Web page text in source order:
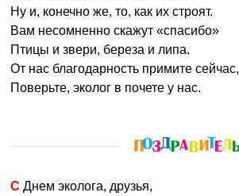
Ну и, конечно же, то, как их строят.
Вам несомненно скажут «спасибо»
Птицы и звери, береза и липа.
От нас благодарность примите сейчас,
Поверьте, эколог в почете у нас.
С Днем эколога, друзья,